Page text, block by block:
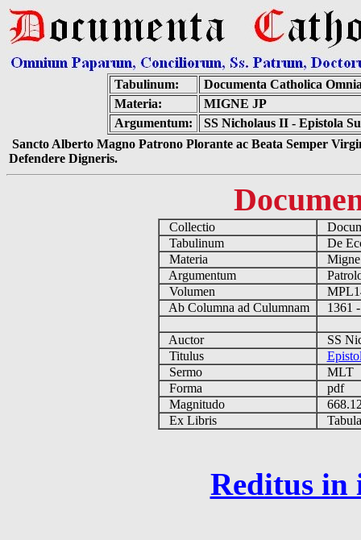
Tabulinum:
Documenta Catholica
Materia:
MIGNE JP
Argumentum:
SS Nicholaus II - Epistola
Sancto Alberto Magno Patrono Plorante ac Beata Semper
Defendere Digneris.
Collectio
Tabulinum
De
Materia
Argumentum
Volumen
Ab Columna ad Culumnam
1361
Auctor
SS
Titulus
Sermo
MLT
Forma
pdf
Magnitudo
Ex Libris
Reditus in